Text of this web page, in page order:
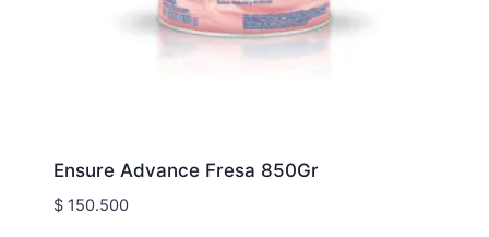
Ensure Advance Fresa 850Gr
$150.500